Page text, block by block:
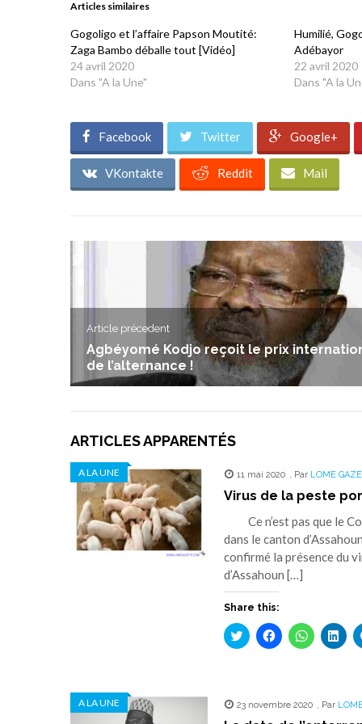
nouvellenouvelle
Articles similaires
Gogoligo et l’affaire Papson Moutité:
Zaga Bambo déballe tout [Vidéo]
24 avril 2020
Dans "A la Une"
Humilié,
Adébayor
22 avril 2020
Dans "A la
Facebook Twitter Google+
VKontakte Reddit Mail
Article précedent
Agbéyomé Kodjo reçoit le prix
de l’alternance !
ARTICLES APPARENTÉS
A LA UNE 11 mai 2020 , Par LOME
Virus de la peste
Ce n’est pas que le
dans le canton
confirmé la présence du
d’Assahoun […]
Share this:
Cliquez
pour
nouvelle
fenêtre)
Cliquez
pour
nouvelle
fenêtre)
Cliquez
pour
nouvelle
fenêtre)
A LA UNE 23 novembre 2020 , Par